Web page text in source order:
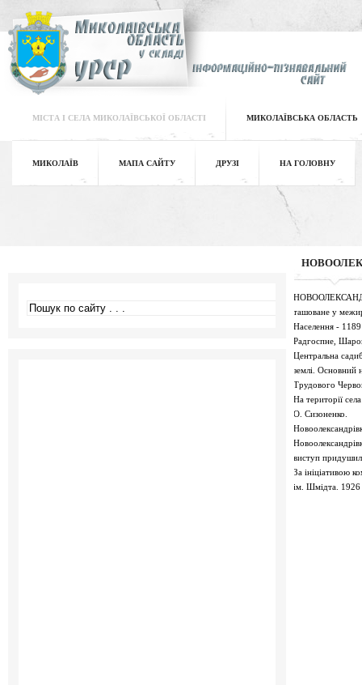
МІСТА І СЕЛА МИКОЛАЇВСЬКОЇ ОБЛАСТІ МИКОЛАЇВСЬКА ОБЛАСТЬ
МИКОЛАЇВ МАПА САЙТУ ДРУЗІ НА ГОЛОВНУ
ташоване у
Населення - 1189
Радгоспне,
Центральна
землі. Основний
Трудового
На території
О. Сизоненко.
виступ
За ініціативою
ім. Шмідта. 1926